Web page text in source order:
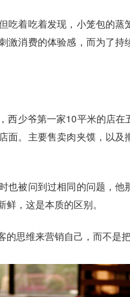
吃着吃着发现，小笼包的
激消费的体验感，而为了
西少爷第一家10平米的店
面。主要售卖肉夹馍，以
也被问到过相同的问题，
，这是本质的区别。
思维来营销自己，而不是